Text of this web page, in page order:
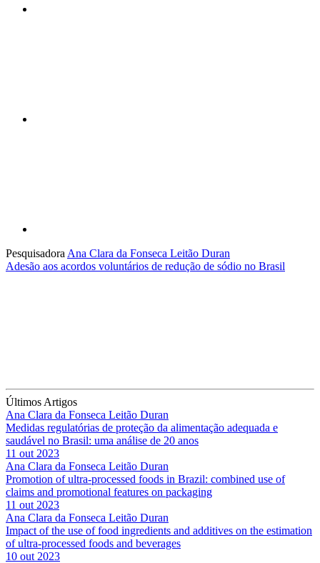
Pesquisadora Ana Clara da Fonseca Leitão Duran
Adesão aos acordos voluntários de redução de sódio no Brasil
Últimos Artigos
Ana Clara da Fonseca Leitão Duran
Medidas regulatórias de proteção da alimentação adequada e
saudável no Brasil: uma análise de 20 anos
11 out 2023
Ana Clara da Fonseca Leitão Duran
Promotion of ultra-processed foods in Brazil: combined use of
claims and promotional features on packaging
11 out 2023
Ana Clara da Fonseca Leitão Duran
Impact of the use of food ingredients and additives on the estimation
of ultra-processed foods and beverages
10 out 2023